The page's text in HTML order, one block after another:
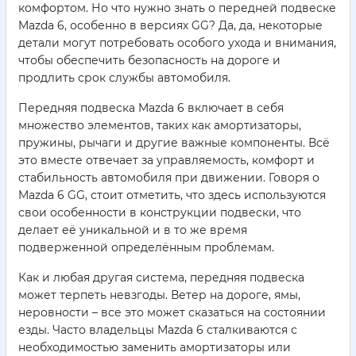
комфортом. Но что нужно знать о передней подвеске
Mazda 6, особенно в версиях GG? Да, да, некоторые
детали могут потребовать особого ухода и внимания,
чтобы обеспечить безопасность на дороге и
продлить срок службы автомобиля.
Передняя подвеска Mazda 6 включает в себя
множество элементов, таких как амортизаторы,
пружины, рычаги и другие важные компоненты. Всё
это вместе отвечает за управляемость, комфорт и
стабильность автомобиля при движении. Говоря о
Mazda 6 GG, стоит отметить, что здесь используются
свои особенности в конструкции подвески, что
делает её уникальной и в то же время
подверженной определённым проблемам.
Как и любая другая система, передняя подвеска
может терпеть невзгоды. Ветер на дороге, ямы,
неровности – все это может сказаться на состоянии
езды. Часто владельцы Mazda 6 сталкиваются с
необходимостью заменить амортизаторы или